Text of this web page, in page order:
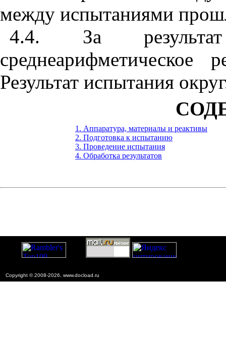
между испытаниями
4.4. За
среднеарифметическое
Результат испытания
1. Аппаратура, материалы и реактивы
2. Подготовка к испытанию
3. Проведение испытания
4. Обработка результатов
Copyright © 2008-2026, www.docload.ru